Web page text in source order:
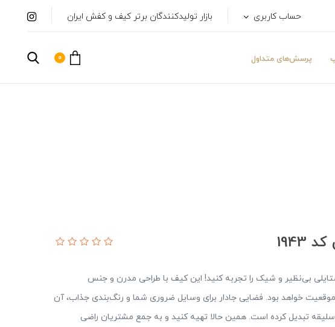
حساب کاربری بازار تولیدکنندگان برتر کیف و کفش ایران
پرسش‌های متداول 0
زنانه چرم ترکیبی کد 1943، استایلی بی‌نظیر و شیک را تجربه کنید! این کیف با طراحی مدرن و جنس
خواهد بود. فضایی جادار برای وسایل ضروری شما و رنگ‌بندی جذاب، آن
سلیقه تبدیل کرده است. همین حالا تهیه کنید و به جمع مشتریان راضی